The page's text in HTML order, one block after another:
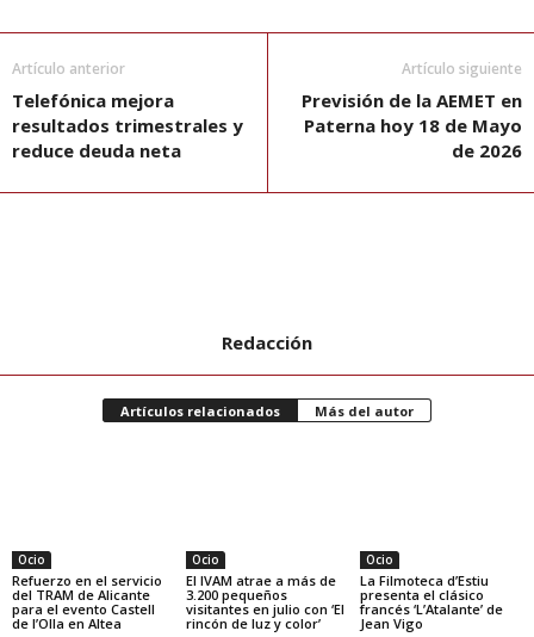
Artículo anterior
Telefónica mejora
resultados trimestrales y
reduce deuda neta
Artículo siguiente
Previsión de la AEMET en
Paterna hoy 18 de Mayo
de 2026
Redacción
Artículos relacionados Más del autor
Ocio
Refuerzo en el servicio
del TRAM de Alicante
para el evento Castell
de l’Olla en Altea
Ocio
El IVAM atrae a más de
3.200 pequeños
visitantes en julio con ‘El
rincón de luz y color’
Ocio
La Filmoteca d’Estiu
presenta el clásico
francés ‘L’Atalante’ de
Jean Vigo